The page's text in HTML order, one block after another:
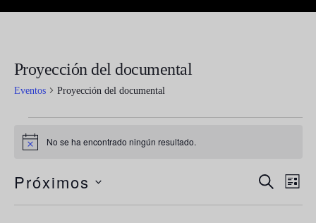
Proyección del documental
Eventos Proyección del documental
Aviso No se ha encontrado ningún resultado.
de
BUSCAR
Próximos
Selecciona